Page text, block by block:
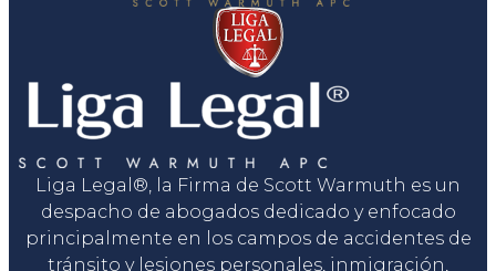
Liga Legal®, la Firma de Scott Warmuth es un
despacho de abogados dedicado y enfocado
principalmente en los campos de accidentes de
tránsito y lesiones personales, inmigración,